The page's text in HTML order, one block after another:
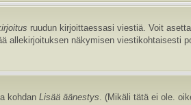
ruudun kirjoittaessasi viestiä. Voit
allekirjoituksen näkymisen viestikohtaisesti
kohdanLisää äänestys. (Mikäli tätä ei ole.